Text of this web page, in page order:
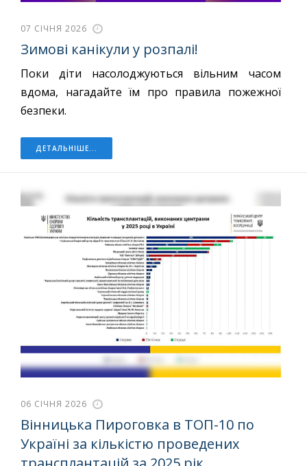
07 СІЧНЯ 2026
Зимові канікули у розпалі!
Поки діти насолоджуються вільним часом
вдома, нагадайте їм про правила пожежної
безпеки.
ДЕТАЛЬНІШЕ...
06 СІЧНЯ 2026
Вінницька Пироговка в ТОП-10 по
Україні за кількістю проведених